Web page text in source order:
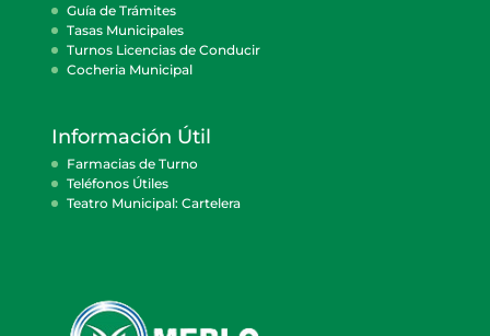
Guía de Trámites
Tasas Municipales
Turnos Licencias de Conducir
Cocheria Municipal
Información Útil
Farmacias de Turno
Teléfonos Útiles
Teatro Municipal: Cartelera